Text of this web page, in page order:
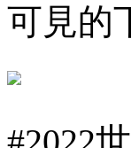
可見的